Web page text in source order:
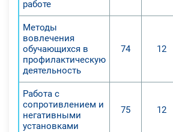
работе
Методы
вовлечения
обучающихся в
профилактическую
деятельность
74 12
Работа с
сопротивлением и
негативными
установками
75 12